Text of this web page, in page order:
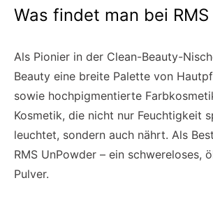
Was findet man bei
Als Pionier in der Clean-Beauty-
Beauty eine breite Palette von
sowie hochpigmentierte
Kosmetik, die nicht nur Feuchtigkeit
leuchtet, sondern auch nährt. Als
RMS UnPowder – ein schwereloses,
Pulver.